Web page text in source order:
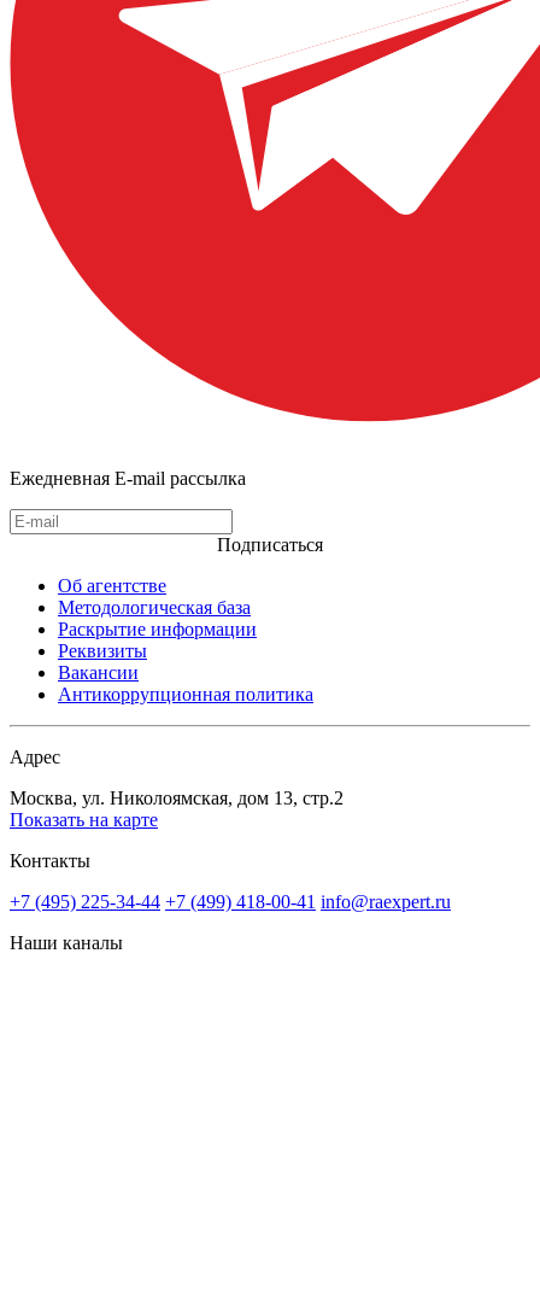
Ежедневная E-mail рассылка
Подписаться
Об агентстве
Методологическая база
Раскрытие информации
Реквизиты
Вакансии
Антикоррупционная политика
Адрес
Москва, ул. Николоямская, дом 13, стр.2
Показать на карте
Контакты
+7 (495) 225-34-44 +7 (499) 418-00-41 info@raexpert.ru
Наши каналы